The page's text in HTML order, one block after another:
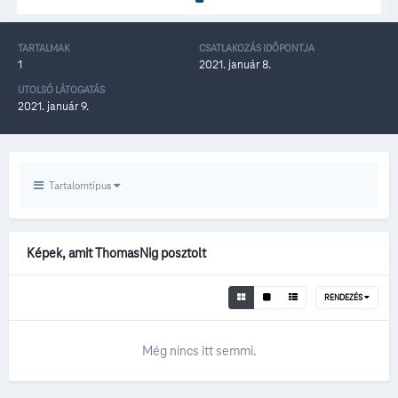
TARTALMAK
1
CSATLAKOZÁS IDŐPONTJA
2021. január 8.
UTOLSÓ LÁTOGATÁS
2021. január 9.
Tartalomtípus
Képek, amit ThomasNig posztolt
RENDEZÉS
Még nincs itt semmi.